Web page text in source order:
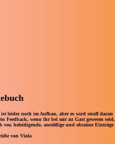
leider noch im Aufbau, aber es wird straff daran
Feedback, wenn ihr bei mir zu Gast gewesen seid.
beleidigende, anstößige und obszöne Einträge
von Viola